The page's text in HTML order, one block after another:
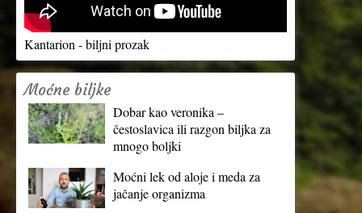
Kantarion - biljni prozak
Moćne biljke
Dobar kao veronika –
čestoslavica ili razgon biljka za
mnogo boljki
Moćni lek od aloje i meda za
jačanje organizma